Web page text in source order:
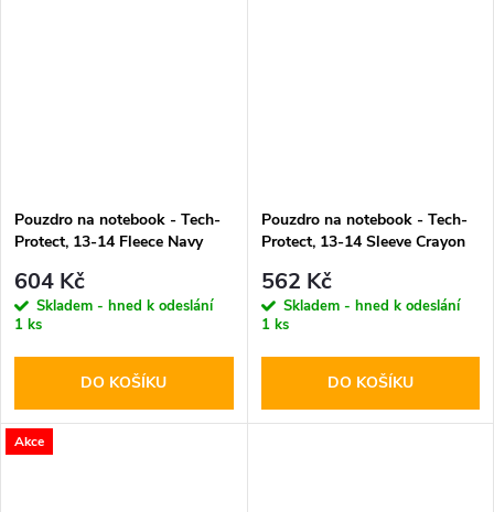
Pouzdro na notebook - Tech-
Protect, 13-14 Fleece Navy
604 Kč
Skladem - hned k odeslání
1 ks
DO KOŠÍKU
Pouzdro na notebook - Tech-
Protect, 13-14 Sleeve Crayon
562 Kč
Skladem - hned k odeslání
1 ks
DO KOŠÍKU
Akce